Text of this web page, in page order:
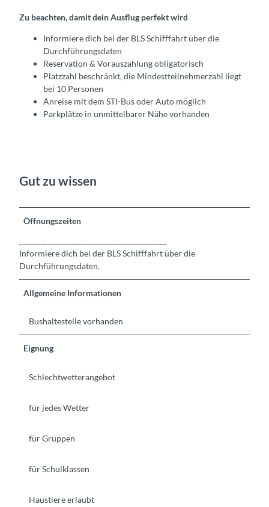
Zu beachten, damit dein Ausflug perfekt wird
Informiere dich bei der BLS Schifffahrt über die
Durchführungsdaten
Reservation & Vorauszahlung obligatorisch
Platzzahl beschränkt, die Mindestteilnehmerzahl liegt
bei 10 Personen
Anreise mit dem STI-Bus oder Auto möglich
Parkplätze in unmittelbarer Nähe vorhanden
Gut zu wissen
Öffnungszeiten
Informiere dich bei der BLS Schifffahrt über die
Durchführungsdaten.
Allgemeine Informationen
Bushaltestelle vorhanden
Eignung
Schlechtwetterangebot
für jedes Wetter
für Gruppen
für Schulklassen
Haustiere erlaubt